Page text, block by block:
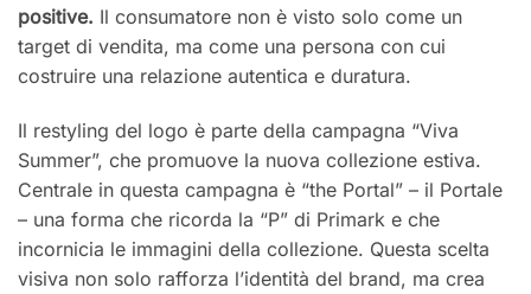
positive. Il consumatore non è visto solo come un
target di vendita, ma come una persona con cui
costruire una relazione autentica e duratura.
Il restyling del logo è parte della campagna “Viva
Summer”, che promuove la nuova collezione estiva.
Centrale in questa campagna è “the Portal” – il Portale
– una forma che ricorda la “P” di Primark e che
incornicia le immagini della collezione. Questa scelta
visiva non solo rafforza l’identità del brand, ma crea